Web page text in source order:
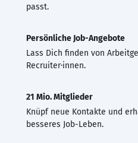
passt.
Persönliche Job-Angebote
Lass Dich finden von
Recruiter·innen.
21 Mio. Mitglieder
Knüpf neue Kontakte und
besseres Job-Leben.